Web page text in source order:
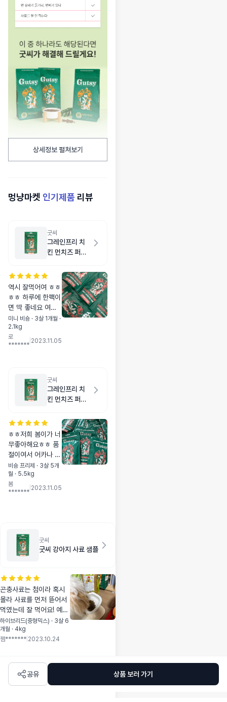
상세정보 펼쳐보기
멍냥마켓 인기제품 리뷰
굿씨
그레인프리 치
킨 먼치즈 퍼피
역시 잘먹어여 ㅎㅎ
ㅎㅎ 하루에 한팩이
면 딱 좋네요 여행
갈때도 편하겠어용
노즈워크처럼 뿌려
주면 알갱이가 그래
간식도 안먹이규용
미니 비숑 · 3살 1개월 ·
2.1kg
로
*******
2023.11.05
굿씨
그레인프리 치
킨 먼치즈 퍼피
ㅎㅎ저희 봄이가 너
무좋아해요ㅎㅎ 품
절이여서 어카나 걱
정했는데 시기에 맞
춰 딱 잇어서 바로
구매했어용 ㅋ 큰거
먹어서 곧 어덜트로
넘어가요
비숑 프리제 · 3살 5개
월 · 5.5kg
봄
*******
2023.11.05
굿씨
굿씨 강아지 사료 샘플
곤충사료는 첨이라 혹시
몰라 사료를 먼저 뜯어서
먹였는데 잘 먹어요! 예전
사료와 섞여 먹이는중인
데 굿씨 위주로 골라 먹네
요 ㅎㅎ
하이브리드(중형믹스) · 3살 6
개월 · 4kg
쩜******* 2023.10.24
공유 상품 보러 가기